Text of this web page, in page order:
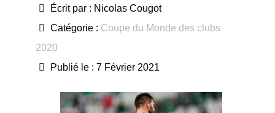
Écrit par : Nicolas Cougot
Catégorie : Coupe du Monde des clubs
2020
Publié le : 7 Février 2021